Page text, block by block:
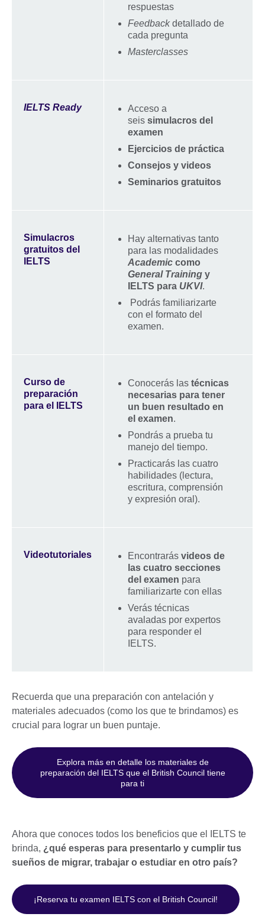
respuestas
Feedbackdetallado de
cada pregunta
Masterclasses
IELTS Ready
Acceso a
seis simulacros del
examen
Ejercicios de práctica
Consejos y videos
Seminarios gratuitos
Simulacros
gratuitos del
IELTS
Hay alternativas tanto
para las modalidades
Academic como
General Training y
IELTS para UKVI.
Podrás familiarizarte
con el formato del
examen.
Curso de
preparación
para el IELTS
Conocerás las técnicas
necesarias para tener
un buen resultado en
el examen.
Pondrás a prueba tu
manejo del tiempo.
Practicarás las cuatro
habilidades (lectura,
escritura, comprensión
y expresión oral).
Videotutoriales Encontrarás videos de
las cuatro secciones
del examen para
familiarizarte con ellas
Verás técnicas
avaladas por expertos
para responder el
IELTS.
Recuerda que una preparación con antelación y
materiales adecuados (como los que te brindamos) es
crucial para lograr un buen puntaje.
Explora más en detalle los materiales de
preparación del IELTS que el British Council tiene
para ti
Ahora que conoces todos los beneficios que el IELTS te
brinda, ¿qué esperas para presentarlo y cumplir tus
sueños de migrar, trabajar o estudiar en otro país?
¡Reserva tu examen IELTS con el British Council!